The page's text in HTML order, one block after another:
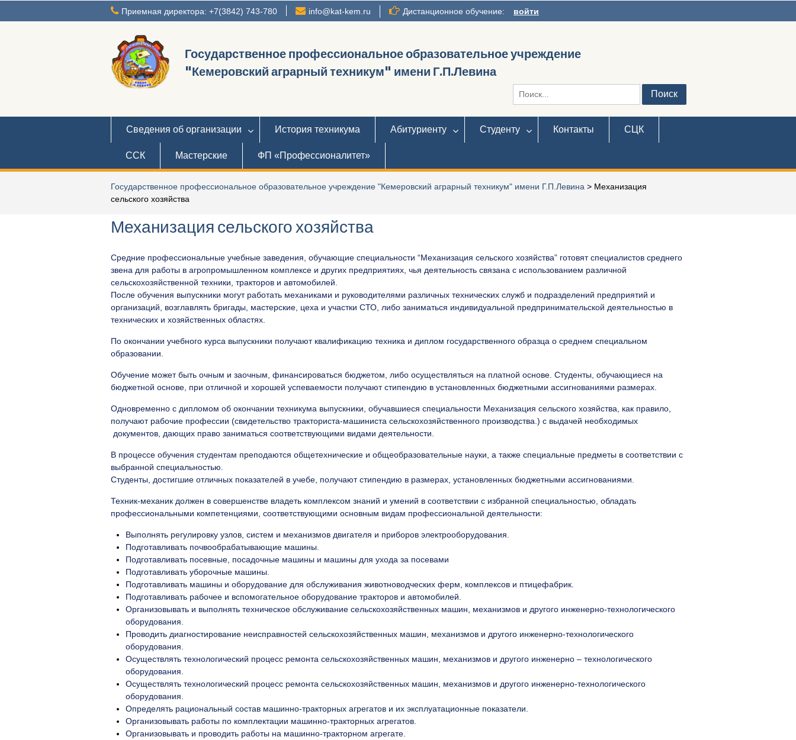
Приемная директора: +7(3842) 743-780 info@kat-kem.ru Дистанционное обучение: войти
Государственное профессиональное образовательное учреждение
"Кемеровский аграрный техникум" имени Г.П.Левина
Искать:
Сведения об организации История техникума Абитуриенту Студенту Контакты СЦК
ССК Мастерские ФП «Профессионалитет»
Государственное профессиональное образовательное учреждение "Кемеровский аграрный техникум" имени Г.П.Левина > Механизация
сельского хозяйства
Механизация сельского хозяйства
Средние профессиональные учебные заведения, обучающие специальности “Механизация сельского хозяйства” готовят специалистов среднего
звена для работы в агропромышленном комплексе и других предприятиях, чья деятельность связана с использованием различной
сельскохозяйственной техники, тракторов и автомобилей.
После обучения выпускники могут работать механиками и руководителями различных технических служб и подразделений предприятий и
организаций, возглавлять бригады, мастерские, цеха и участки СТО, либо заниматься индивидуальной предпринимательской деятельностью в
технических и хозяйственных областях.
По окончании учебного курса выпускники получают квалификацию техника и диплом государственного образца о среднем специальном
образовании.
Обучение может быть очным и заочным, финансироваться бюджетом, либо осуществляться на платной основе. Студенты, обучающиеся на
бюджетной основе, при отличной и хорошей успеваемости получают стипендию в установленных бюджетными ассигнованиями размерах.
Одновременно с дипломом об окончании техникума выпускники, обучавшиеся специальности Механизация сельского хозяйства, как правило,
получают рабочие профессии (свидетельство тракториста-машиниста сельскохозяйственного производства.) с выдачей необходимых
документов, дающих право заниматься соответствующими видами деятельности.
В процессе обучения студентам преподаются общетехнические и общеобразовательные науки, а также специальные предметы в соответствии с
выбранной специальностью.
Студенты, достигшие отличных показателей в учебе, получают стипендию в размерах, установленных бюджетными ассигнованиями.
Техник-механик должен в совершенстве владеть комплексом знаний и умений в соответствии с избранной специальностью, обладать
профессиональными компетенциями, соответствующими основным видам профессиональной деятельности:
Выполнять регулировку узлов, систем и механизмов двигателя и приборов электрооборудования.
Подготавливать почвообрабатывающие машины.
Подготавливать посевные, посадочные машины и машины для ухода за посевами
Подготавливать уборочные машины.
Подготавливать машины и оборудование для обслуживания животноводческих ферм, комплексов и птицефабрик.
Подготавливать рабочее и вспомогательное оборудование тракторов и автомобилей.
Организовывать и выполнять техническое обслуживание сельскохозяйственных машин, механизмов и другого инженерно-технологического
оборудования.
Проводить диагностирование неисправностей сельскохозяйственных машин, механизмов и другого инженерно-технологического
оборудования.
Осуществлять технологический процесс ремонта сельскохозяйственных машин, механизмов и другого инженерно – технологического
оборудования.
Осуществлять технологический процесс ремонта сельскохозяйственных машин, механизмов и другого инженерно-технологического
оборудования.
Определять рациональный состав машинно-тракторных агрегатов и их эксплуатационные показатели.
Организовывать работы по комплектации машинно-тракторных агрегатов.
Организовывать и проводить работы на машинно-тракторном агрегате.